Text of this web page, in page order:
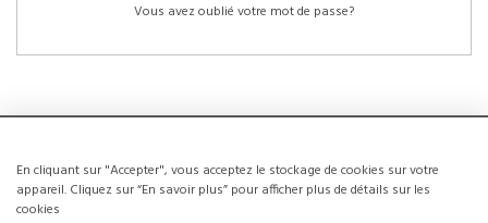
En cliquant sur "Accepter", vous acceptez le stockage de cookies sur votre
appareil. Cliquez sur “En savoir plus” pour afficher plus de détails sur les
cookies
Vous avez oublié votre mot de passe?
NOUVEAUX CLIENTS
La création d’un compte a de nombreux avantages: sauvegarder la liste de vos